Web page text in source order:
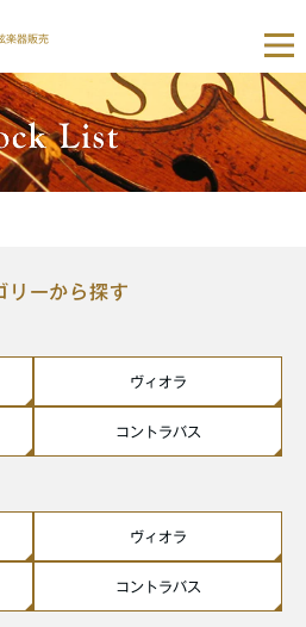
楽器販売
リーから探す
ヴィオラ
コントラバス
ヴィオラ
コントラバス